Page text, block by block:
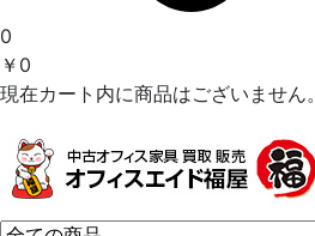
0
￥0
現在カート内に商品はございません。